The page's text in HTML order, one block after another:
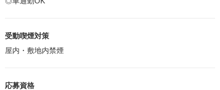
受動喫煙対策
屋内・敷地内禁煙
応募資格